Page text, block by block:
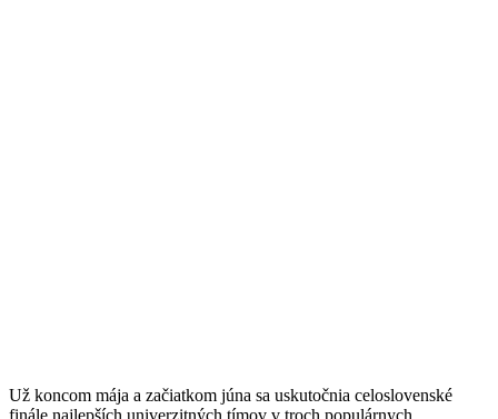
Už koncom mája a začiatkom júna sa uskutočnia celoslovenské
finále najlepších univerzitných tímov v troch populárnych